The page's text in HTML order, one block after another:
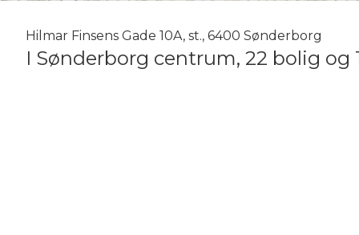
Hilmar Finsens Gade 10A, st., 6400 Sønderborg
I Sønderborg centrum, 22 bolig og